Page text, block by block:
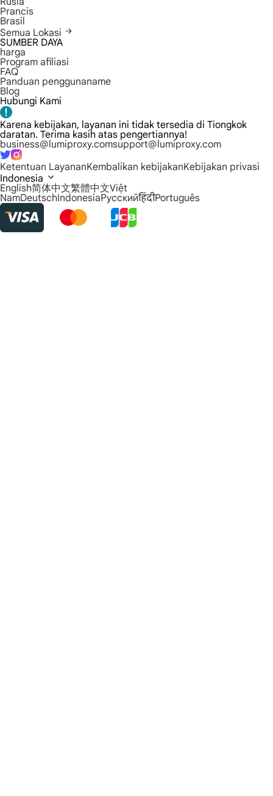
Prancis
Brasil
Semua Lokasi
SUMBER DAYA
harga
Program afiliasi
FAQ
Panduan penggunaname
Blog
Hubungi Kami
Karena kebijakan, layanan ini tidak tersedia di Tiongkok
daratan. Terima kasih atas pengertiannya!
business@lumiproxy.comsupport@lumiproxy.com
Ketentuan LayananKembalikan kebijakanKebijakan privasi
Indonesia
English简体中文繁體中文Việt
NamDeutschIndonesiaРусскийहिंदीPortuguês